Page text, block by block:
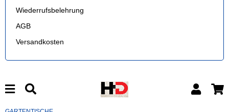
Wiederrufsbelehrung
AGB
Versandkosten